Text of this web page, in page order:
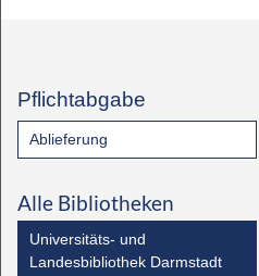
Pflichtabgabe
Ablieferung
Alle Bibliotheken
Universitäts- und
Landesbibliothek Darmstadt